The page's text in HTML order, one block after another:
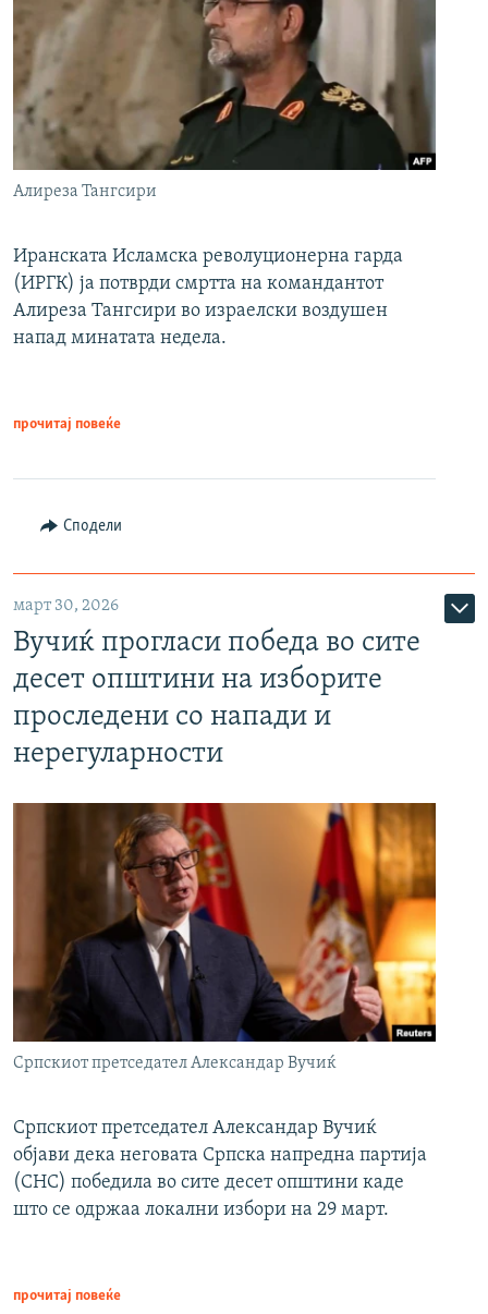
Алиреза Тангсири
Иранската Исламска револуционерна гарда
(ИРГК) ја потврди смртта на командантот
Алиреза Тангсири во израелски воздушен
напад минатата недела.
прочитај повеќе
Сподели
март 30, 2026
Вучиќ прогласи победа во сите
десет општини на изборите
проследени со напади и
нерегуларности
Српскиот претседател Александар Вучиќ
Српскиот претседател Александар Вучиќ
објави дека неговата Српска напредна партија
(СНС) победила во сите десет општини каде
што се одржаа локални избори на 29 март.
прочитај повеќе